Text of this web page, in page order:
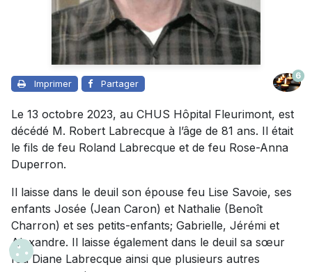
Imprimer Partager
6
Le 13 octobre 2023, au CHUS Hôpital Fleurimont, est
décédé M. Robert Labrecque à l’âge de 81 ans. Il était
le fils de feu Roland Labrecque et de feu Rose-Anna
Duperron.
Il laisse dans le deuil son épouse feu Lise Savoie, ses
enfants Josée (Jean Caron) et Nathalie (Benoît
Charron) et ses petits-enfants; Gabrielle, Jérémi et
Alexandre. Il laisse également dans le deuil sa sœur
feu Diane Labrecque ainsi que plusieurs autres